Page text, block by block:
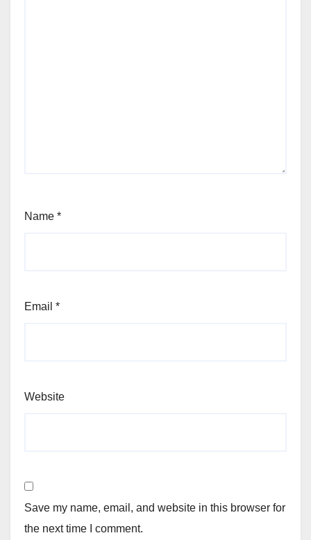
Name *
Email *
Website
Save my name, email, and website in this browser for
the next time I comment.